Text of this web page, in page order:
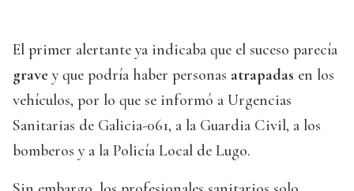
El primer alertante ya indicaba que el suceso parecía
grave y que podría haber personas atrapadas en los
vehículos, por lo que se informó a Urgencias
Sanitarias de Galicia-061, a la Guardia Civil, a los
bomberos y a la Policía Local de Lugo.